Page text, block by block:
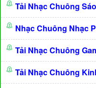
Tải Nhạc Chuông
Nhạc Chuông Nhạc
Tải Nhạc Chuông
Tải Nhạc Chuông